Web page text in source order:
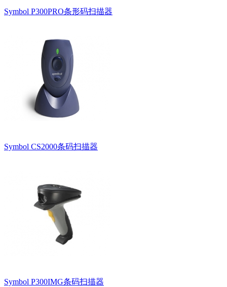
Symbol P300PRO条形码扫描器
Symbol CS2000条码扫描器
Symbol P300IMG条码扫描器